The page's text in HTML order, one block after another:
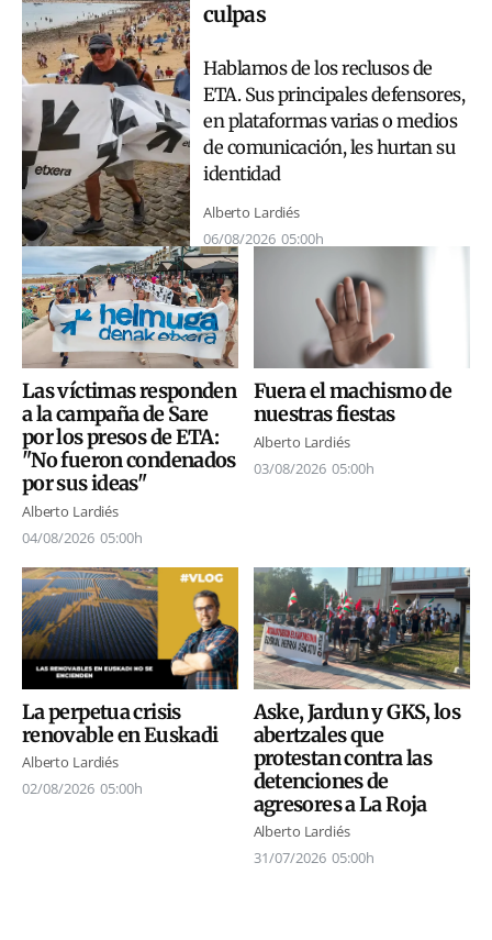
culpas
Hablamos de los reclusos de
ETA. Sus principales defensores,
en plataformas varias o medios
de comunicación, les hurtan su
identidad
Alberto Lardiés
06/08/2026 05:00h
Las víctimas responden
a la campaña de Sare
por los presos de ETA:
"No fueron condenados
por sus ideas"
Alberto Lardiés
04/08/2026 05:00h
Fuera el machismo de
nuestras fiestas
Alberto Lardiés
03/08/2026 05:00h
La perpetua crisis
renovable en Euskadi
Alberto Lardiés
02/08/2026 05:00h
Aske, Jardun y GKS, los
abertzales que
protestan contra las
detenciones de
agresores a La Roja
Alberto Lardiés
31/07/2026 05:00h